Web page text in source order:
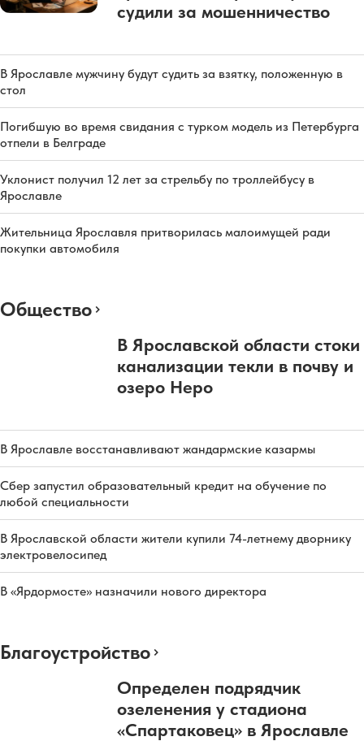
судили за мошенничество
В Ярославле мужчину будут судить за взятку, положенную в
стол
Погибшую во время свидания с турком модель из Петербурга
отпели в Белграде
Уклонист получил 12 лет за стрельбу по троллейбусу в
Ярославле
Жительница Ярославля притворилась малоимущей ради
покупки автомобиля
Общество
В Ярославской области стоки
канализации текли в почву и
озеро Неро
В Ярославле восстанавливают жандармские казармы
Сбер запустил образовательный кредит на обучение по
любой специальности
В Ярославской области жители купили 74-летнему дворнику
электровелосипед
В «Ярдормосте» назначили нового директора
Благоустройство
Определен подрядчик
озеленения у стадиона
«Спартаковец» в Ярославле